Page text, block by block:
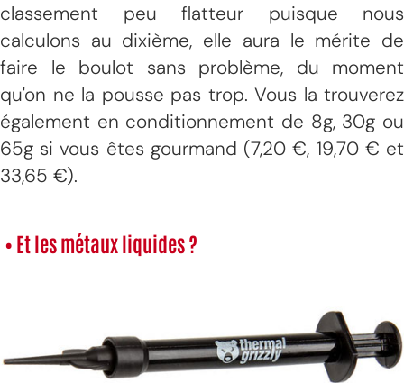
classement peu flatteur puisque nous
calculons au dixième, elle aura le mérite de
faire le boulot sans problème, du moment
qu'on ne la pousse pas trop. Vous la trouverez
également en conditionnement de 8g, 30g ou
65g si vous êtes gourmand (7,20 €, 19,70 € et
33,65 €).
• Et les métaux liquides ?